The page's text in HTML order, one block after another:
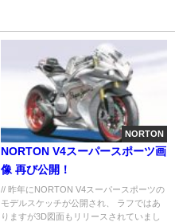
NORTON
NORTON V4スーパースポーツ画
像 再び公開！
// 昨年にNORTON V4スーパースポーツの
モデルスケッチが公開され、 ラフではあ
りますが3D図面もリリースされていまし